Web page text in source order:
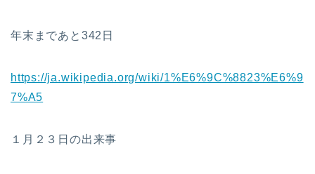
年末まであと342日
https://ja.wikipedia.org/wiki/1%E6%9C%8823%E6%9
7%A5
１月２３日の出来事